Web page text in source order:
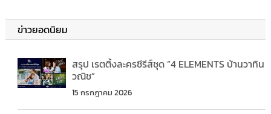
ข่าวยอดนิยม
สรุป เรตติ้งละครซีรีส์ชุด “4 ELEMENTS บ้านวาทิน
วณิช”
15 กรกฎาคม 2026